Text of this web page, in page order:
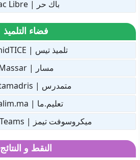
باك حر | Bac Libre
فضاء التلميذ
تلميذ تيس | TelmidTICE
مسار | Massar
متمدرس | Moutamadris
تعليم.ما | Taalim.ma
ميكروسوفت تيمز | Microsoft Teams
النقط و النتائج